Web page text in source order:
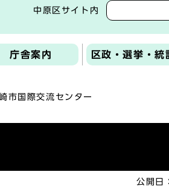
中原区サイト内
庁舎案内 区政・選挙・統
市国際交流センター
公開日